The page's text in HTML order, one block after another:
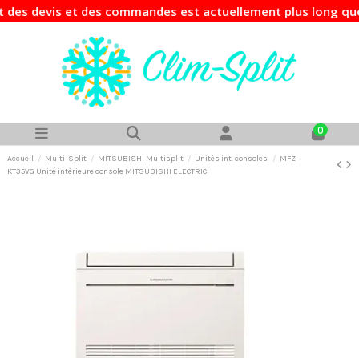
des commandes est actuellement plus long que
0
Accueil Multi-Split MITSUBISHI Multisplit Unités int. consoles
MFZ-
KT35VG Unité intérieure console MITSUBISHI ELECTRIC